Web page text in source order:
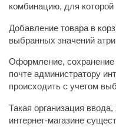
комбинацию, для которой
Добавление товара в
выбранных значений
Оформление, сохранение
почте администратору
происходить с учетом
Такая организация
интернет-магазине